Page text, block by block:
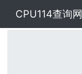
CPU114查询网